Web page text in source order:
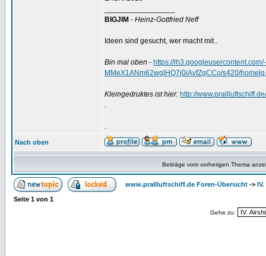
BIGJIM - Heinz-Gottfried Neff
Ideen sind gesucht, wer macht mit..
Bin mal oben - https://
MMeX1ANm62wglHQ7j0iAvfZgCCo/s420/
Kleingedruktes ist hier: http://
.
.
Nach oben
Beiträge vom vorherigen Thema
www.prallluftschiff.de Foren-Übersicht ->
Seite 1 von 1
Gehe zu: